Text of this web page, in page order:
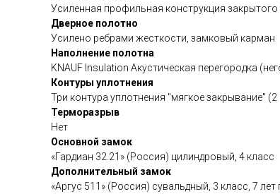
Усиленная профильная конструкция закрытого
Дверное полотно
Усилено ребрами жесткости, замковый карман
Наполнение полотна
KNAUF Insulation Акустическая перегородка
Контуры уплотнения
Три контура уплотнения "мягкое закрывание"
Терморазрыв
Нет
Основной замок
«Гардиан 32.21» (Россия) цилиндровый, 4 класс
Дополнительный замок
«Аргус 511» (Россия) сувальдный, 3 класс, 7